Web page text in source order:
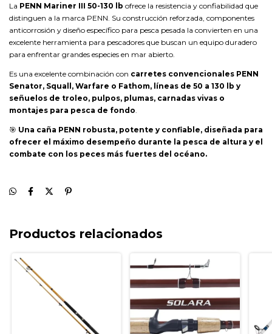
La PENN Mariner III 50-130 lb ofrece la resistencia y confiabilidad que
distinguen a la marca PENN. Su construcción reforzada, componentes
anticorrosión y diseño específico para pesca pesada la convierten en una
excelente herramienta para pescadores que buscan un equipo duradero
para enfrentar grandes especies en mar abierto.
Es una excelente combinación con carretes convencionales PENN
Senator, Squall, Warfare o Fathom, líneas de 50 a 130 lb y
señuelos de troleo, pulpos, plumas, carnadas vivas o
montajes para pesca de fondo
🎯 Una caña PENN robusta, potente y confiable, diseñada para
ofrecer el máximo desempeño durante la pesca de altura y el
combate con los peces más fuertes del océano.
Productos relacionados